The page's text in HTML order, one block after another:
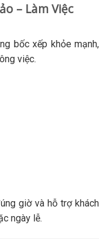
– Làm Việc
bốc xếp khỏe mạnh,
việc.
giờ và hỗ trợ khách
ngày lễ.